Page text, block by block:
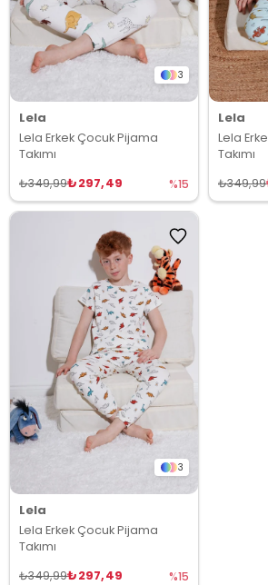
3
Lela
Lela Erkek Çocuk Pijama
Takımı
₺297,49
₺349,99 %15
Lela
Lela
Takımı
₺349,99
3
Lela
Lela Erkek Çocuk Pijama
Takımı
₺297,49
₺349,99 %15